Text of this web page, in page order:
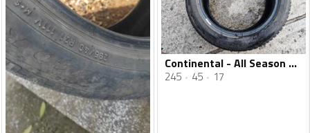
Continental - All Season Contact - Univerzalna guma
245 45 17